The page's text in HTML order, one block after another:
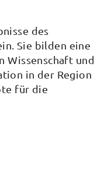
des
Sie bilden eine
Wissenschaft und
in der Region
für die